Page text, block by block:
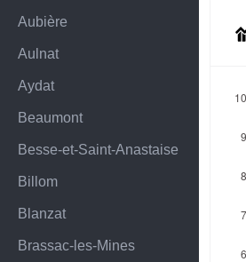
Aubière
Aulnat
Aydat
Beaumont
Besse-et-Saint-Anastaise
Billom
Blanzat
Brassac-les-Mines